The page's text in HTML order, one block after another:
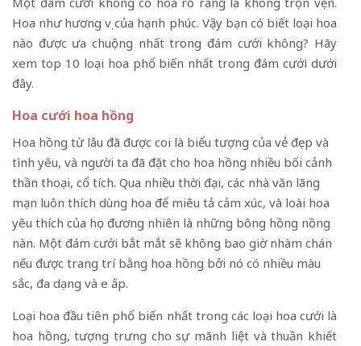
Hoa như hương vị của hạnh phúc. Vậy bạn có biết loại hoa
nào được ưa chuộng nhất trong đám cưới không? Hãy
xem top 10 loại hoa phổ biến nhất trong đám cưới dưới
đây.
Hoa cưới hoa hồng
Hoa hồng từ lâu đã được coi là biểu tượng của vẻ đẹp và
tình yêu, và người ta đã đặt cho hoa hồng nhiều bối cảnh
thần thoại, cổ tích. Qua nhiều thời đại, các nhà văn lãng
mạn luôn thích dùng hoa để miêu tả cảm xúc, và loài hoa
yêu thích của họ đương nhiên là những bông hồng nồng
nàn. Một đám cưới bắt mắt sẽ không bao giờ nhàm chán
nếu được trang trí bằng hoa hồng bởi nó có nhiều màu
sắc, đa dạng và e ấp.
Loại hoa đầu tiên phổ biến nhất trong các loại hoa cưới là
hoa hồng, tượng trưng cho sự mãnh liệt và thuần khiết